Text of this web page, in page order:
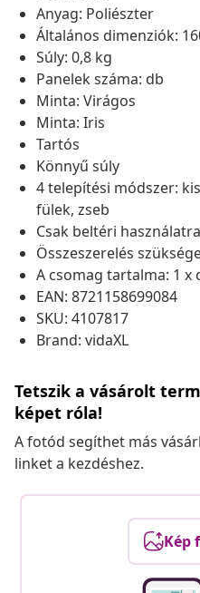
Anyag: Poliészter
Általános dimenziók:
Súly: 0,8 kg
Panelek száma: db
Minta: Virágos
Minta: Iris
Tartós
Könnyű súly
4 telepítési módszer:
fülek, zseb
Csak beltéri használatra
Összeszerelés
A csomag tartalma: 1 x
EAN: 8721158699084
SKU: 4107817
Brand: vidaXL
Tetszik a vásárolt
képet róla!
A fotód segíthet más
linket a kezdéshez.
Kép